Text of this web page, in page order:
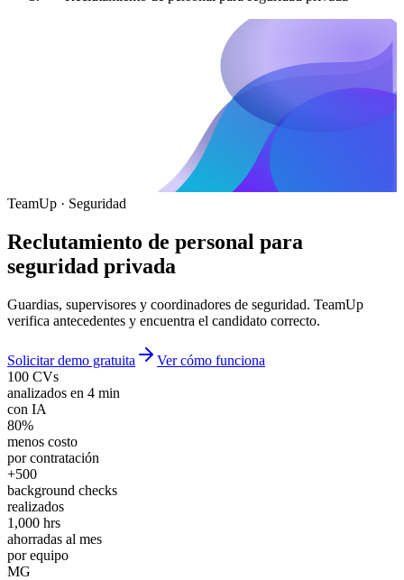
TeamUp · Seguridad
Reclutamiento de personal para
seguridad privada
Guardias, supervisores y coordinadores de seguridad. TeamUp
verifica antecedentes y encuentra el candidato correcto.
Solicitar demo gratuita
Ver cómo funciona
100 CVs
analizados en 4 min
con IA
80%
menos costo
por contratación
+500
background checks
realizados
1,000 hrs
ahorradas al mes
por equipo
MG